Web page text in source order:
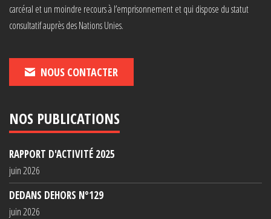
carcéral et un moindre recours à l’emprisonnement et qui dispose du statut
consultatif auprès des Nations Unies.
NOUS CONTACTER
NOS PUBLICATIONS
RAPPORT D'ACTIVITÉ 2025
juin 2026
DEDANS DEHORS N°129
juin 2026